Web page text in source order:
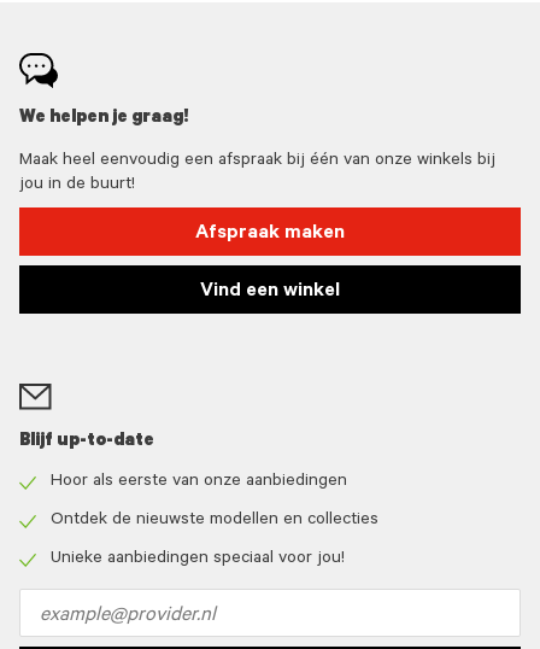
We helpen je graag!
Maak heel eenvoudig een afspraak bij één van onze winkels bij
jou in de buurt!
Afspraak maken
Vind een winkel
Blijf up-to-date
icon
Hoor als eerste van onze aanbiedingen
icon
Ontdek de nieuwste modellen en collecties
Unieke aanbiedingen speciaal voor jou!
address